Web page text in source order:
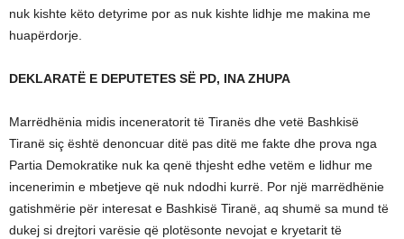
nuk kishte këto detyrime por as nuk kishte lidhje me makina me
huapërdorje.
DEKLARATË E DEPUTETES SË PD, INA ZHUPA
Marrëdhënia midis inceneratorit të Tiranës dhe vetë Bashkisë
Tiranë siç është denoncuar ditë pas ditë me fakte dhe prova nga
Partia Demokratike nuk ka qenë thjesht edhe vetëm e lidhur me
incenerimin e mbetjeve që nuk ndodhi kurrë. Por një marrëdhënie
gatishmërie për interesat e Bashkisë Tiranë, aq shumë sa mund të
dukej si drejtori varësie që plotësonte nevojat e kryetarit të